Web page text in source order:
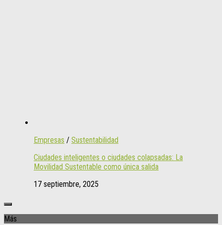
Empresas / Sustentabilidad
Ciudades inteligentes o ciudades colapsadas: La
Movilidad Sustentable como única salida
17 septiembre, 2025
Más